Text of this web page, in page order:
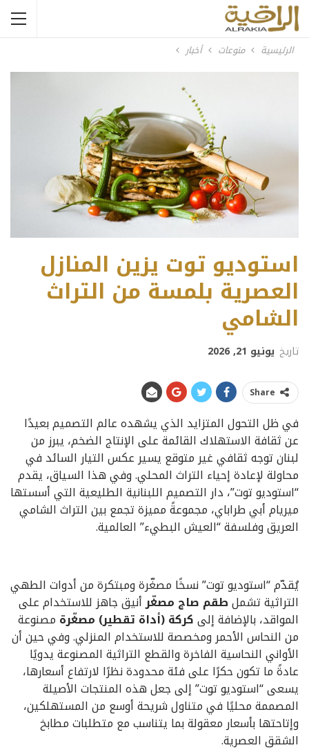
الرئيسية منوعات أخبار
استوديو توت يزين المنازل
العصرية بلمسة من التراث
الشامي
تاريخ يونيو 21, 2026
Share
في ظل التحول المتزايد الذي يشهده عالم التصميم بعيدًا
عن ثقافة الاستهلاك القائمة على الإنتاج الضخم، يبرز من
لبنان توجه ثقافي غير متوقع يسير عكس التيار السائد في
محاولة لإعادة إحياء التراث المحلي. وفي هذا السياق، يقدم
“استوديو توت”، دار التصميم اللبنانية الطليعية التي أسستها
ميريام أبي طراباي، مجموعةً مميزة تجمع بين التراث الشامي
العريق وفلسفة “العيش البطيء” العالمية.
يُقدّم “استوديو توت” نسخًا مصغّرة ومبتكرة من أدوات الطهي
التراثية تشملطقم صاج مصغّرأنيق جاهز للاستخدام على
المواقد، بالإضافة إلىكركة (أداة تقطير) مصغّرة مصنوعة
من النحاس الأحمر ومخصصة للاستخدام المنزلي. وفي حين أن
الأواني النحاسية الفاخرة والقطع التراثية المصنوعة يدويًا
عادةً ما تكون حكرًا على فئة محدودة نظرًا لارتفاع أسعارها،
يسعى “استوديو توت” إلى جعل هذه المنتجات الأصيلة
المصممة محليًا في متناول شريحة أوسع من المستهلكين،
وإتاحتها بأسعار معقولة بما يتناسب مع متطلبات مطابخ
الشقق العصرية.